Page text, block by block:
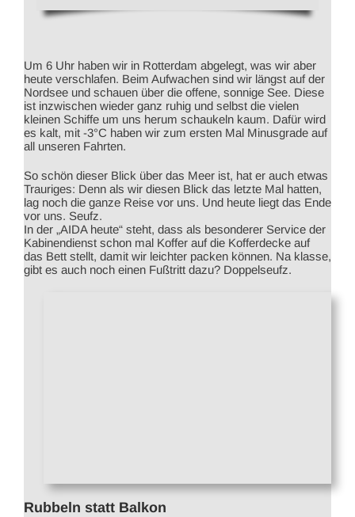
Um 6 Uhr haben wir in Rotterdam abgelegt, was wir aber
heute verschlafen. Beim Aufwachen sind wir längst auf der
Nordsee und schauen über die offene, sonnige See. Diese
ist inzwischen wieder ganz ruhig und selbst die vielen
kleinen Schiffe um uns herum schaukeln kaum. Dafür wird
es kalt, mit -3°C haben wir zum ersten Mal Minusgrade auf
all unseren Fahrten.
So schön dieser Blick über das Meer ist, hat er auch etwas
Trauriges: Denn als wir diesen Blick das letzte Mal hatten,
lag noch die ganze Reise vor uns. Und heute liegt das Ende
vor uns. Seufz.
In der „AIDA heute“ steht, dass als besonderer Service der
Kabinendienst schon mal Koffer auf die Kofferdecke auf
das Bett stellt, damit wir leichter packen können. Na klasse,
gibt es auch noch einen Fußtritt dazu? Doppelseufz.
Rubbeln statt Balkon